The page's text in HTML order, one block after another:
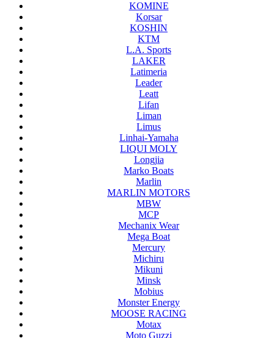
KOMINE
Korsar
KOSHIN
KTM
L.A. Sports
LAKER
Latimeria
Leader
Leatt
Lifan
Liman
Limus
Linhai-Yamaha
LIQUI MOLY
Longjia
Marko Boats
Marlin
MARLIN MOTORS
MBW
MCP
Mechanix Wear
Mega Boat
Mercury
Michiru
Mikuni
Minsk
Mobius
Monster Energy
MOOSE RACING
Motax
Moto Guzzi